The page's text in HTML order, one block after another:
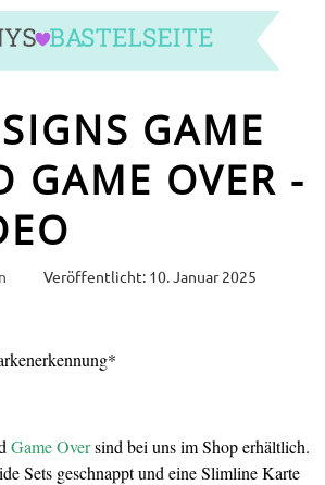
GAME
GAME OVER -
Veröffentlicht: 10. Januar 2025
Game Oversind bei uns im Shop erhältlich.
Sets geschnappt und eine Slimline Karte